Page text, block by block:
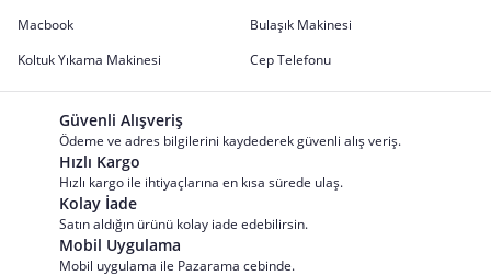
Macbook
Bulaşık Makinesi
Koltuk Yıkama Makinesi
Cep Telefonu
Güvenli Alışveriş
Ödeme ve adres bilgilerini kaydederek güvenli alış veriş.
Hızlı Kargo
Hızlı kargo ile ihtiyaçlarına en kısa sürede ulaş.
Kolay İade
Satın aldığın ürünü kolay iade edebilirsin.
Mobil Uygulama
Mobil uygulama ile Pazarama cebinde.